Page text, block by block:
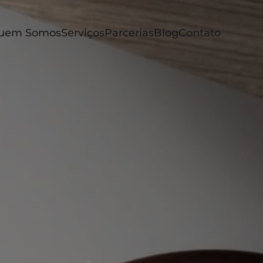
SomosServiçosParceriasBlogContato